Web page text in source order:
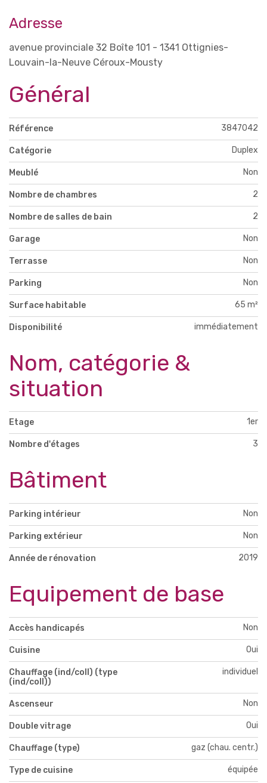
Adresse
avenue provinciale 32 Boîte 101 - 1341 Ottignies-
Louvain-la-Neuve Céroux-Mousty
Général
Référence 3847042
Catégorie Duplex
Meublé Non
Nombre de chambres 2
Nombre de salles de bain 2
Garage Non
Terrasse Non
Parking Non
Surface habitable 65 m²
Disponibilité immédiatement
Nom, catégorie &
situation
Etage 1er
Nombre d'étages 3
Bâtiment
Parking intérieur Non
Parking extérieur Non
Année de rénovation 2019
Equipement de base
Accès handicapés Non
Cuisine Oui
Chauffage (ind/coll) (type
(ind/coll))
individuel
Ascenseur Non
Double vitrage Oui
Chauffage (type) gaz (chau. centr.)
Type de cuisine équipée